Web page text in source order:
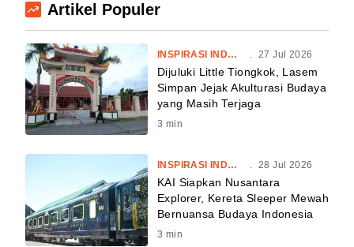
Artikel Populer
INSPIRASI INDONESIA . 27 Jul 2026
Dijuluki Little Tiongkok, Lasem
Simpan Jejak Akulturasi Budaya
yang Masih Terjaga
3 min
INSPIRASI INDONESIA . 28 Jul 2026
KAI Siapkan Nusantara
Explorer, Kereta Sleeper Mewah
Bernuansa Budaya Indonesia
3 min